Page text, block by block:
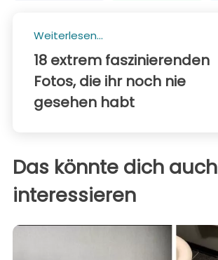
Weiterlesen...
18 extrem faszinierenden
Fotos, die ihr noch nie
gesehen habt
Das könnte dich auch
interessieren